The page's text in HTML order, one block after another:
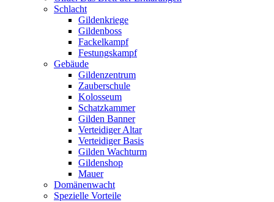
Schlacht
Gildenkriege
Gildenboss
Fackelkampf
Festungskampf
Gebäude
Gildenzentrum
Zauberschule
Kolosseum
Schatzkammer
Gilden Banner
Verteidiger Altar
Verteidiger Basis
Gilden Wachturm
Gildenshop
Mauer
Domänenwacht
Spezielle Vorteile